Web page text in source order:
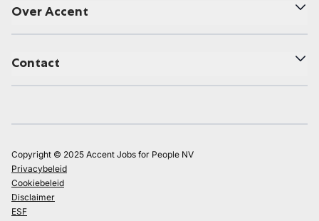
Over Accent
Contact
Copyright © 2025 Accent Jobs for People NV
Privacybeleid
Cookiebeleid
Disclaimer
ESF